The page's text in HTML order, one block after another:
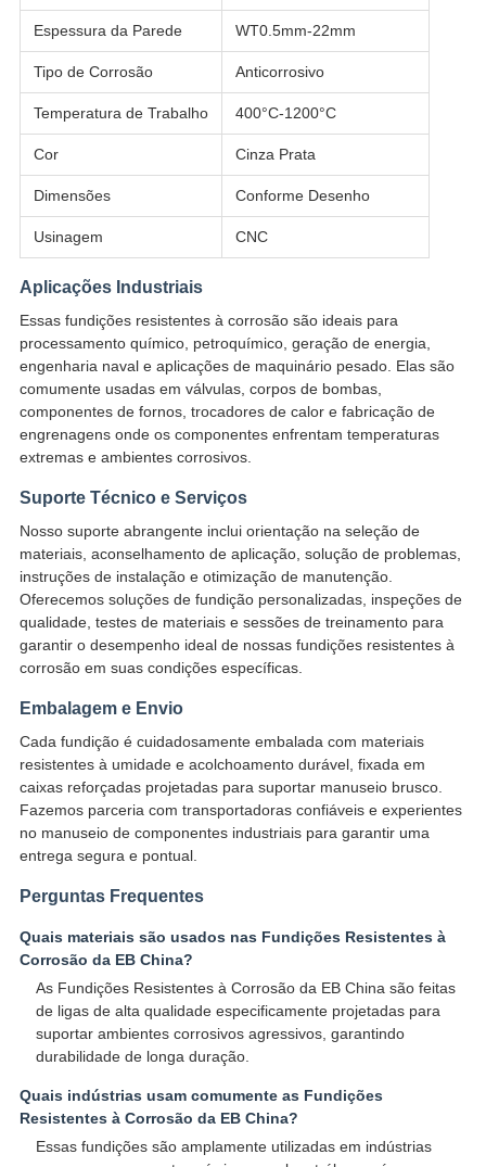
Espessura da Parede WT0.5mm-22mm
Tipo de Corrosão Anticorrosivo
Temperatura de Trabalho 400°C-1200°C
Cor Cinza Prata
Dimensões Conforme Desenho
Usinagem CNC
Aplicações Industriais
Essas fundições resistentes à corrosão são ideais para
processamento químico, petroquímico, geração de energia,
engenharia naval e aplicações de maquinário pesado. Elas são
comumente usadas em válvulas, corpos de bombas,
componentes de fornos, trocadores de calor e fabricação de
engrenagens onde os componentes enfrentam temperaturas
extremas e ambientes corrosivos.
Suporte Técnico e Serviços
Nosso suporte abrangente inclui orientação na seleção de
materiais, aconselhamento de aplicação, solução de problemas,
instruções de instalação e otimização de manutenção.
Oferecemos soluções de fundição personalizadas, inspeções de
qualidade, testes de materiais e sessões de treinamento para
garantir o desempenho ideal de nossas fundições resistentes à
corrosão em suas condições específicas.
Embalagem e Envio
Cada fundição é cuidadosamente embalada com materiais
resistentes à umidade e acolchoamento durável, fixada em
caixas reforçadas projetadas para suportar manuseio brusco.
Fazemos parceria com transportadoras confiáveis e experientes
no manuseio de componentes industriais para garantir uma
entrega segura e pontual.
Perguntas Frequentes
Quais materiais são usados nas Fundições Resistentes à
Corrosão da EB China?
As Fundições Resistentes à Corrosão da EB China são feitas
de ligas de alta qualidade especificamente projetadas para
suportar ambientes corrosivos agressivos, garantindo
durabilidade de longa duração.
Quais indústrias usam comumente as Fundições
Resistentes à Corrosão da EB China?
Essas fundições são amplamente utilizadas em indústrias